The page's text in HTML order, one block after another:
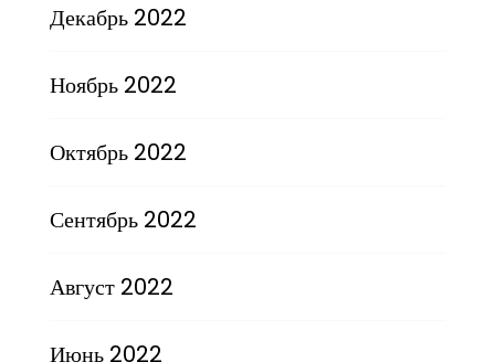
Декабрь 2022
Ноябрь 2022
Октябрь 2022
Сентябрь 2022
Август 2022
Июнь 2022